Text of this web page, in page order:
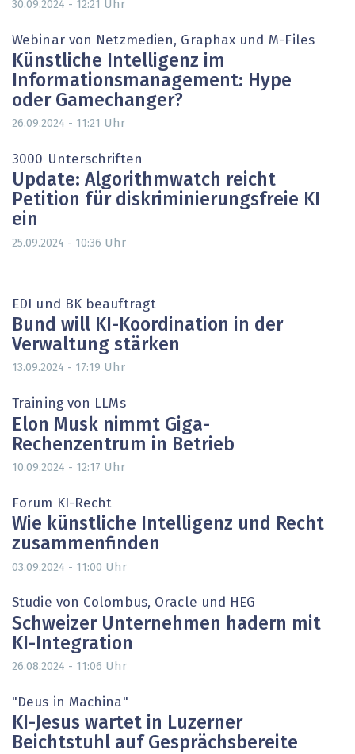
30.09.2024 - 12:21 Uhr
Webinar von Netzmedien, Graphax und M-Files
Künstliche Intelligenz im
Informationsmanagement: Hype
oder Gamechanger?
26.09.2024 - 11:21 Uhr
3000 Unterschriften
Update: Algorithmwatch reicht
Petition für diskriminierungsfreie KI
ein
25.09.2024 - 10:36 Uhr
EDI und BK beauftragt
Bund will KI-Koordination in der
Verwaltung stärken
13.09.2024 - 17:19 Uhr
Training von LLMs
Elon Musk nimmt Giga-
Rechenzentrum in Betrieb
10.09.2024 - 12:17 Uhr
Forum KI-Recht
Wie künstliche Intelligenz und Recht
zusammenfinden
03.09.2024 - 11:00 Uhr
Studie von Colombus, Oracle und HEG
Schweizer Unternehmen hadern mit
KI-Integration
26.08.2024 - 11:06 Uhr
"Deus in Machina"
KI-Jesus wartet in Luzerner
Beichtstuhl auf Gesprächsbereite